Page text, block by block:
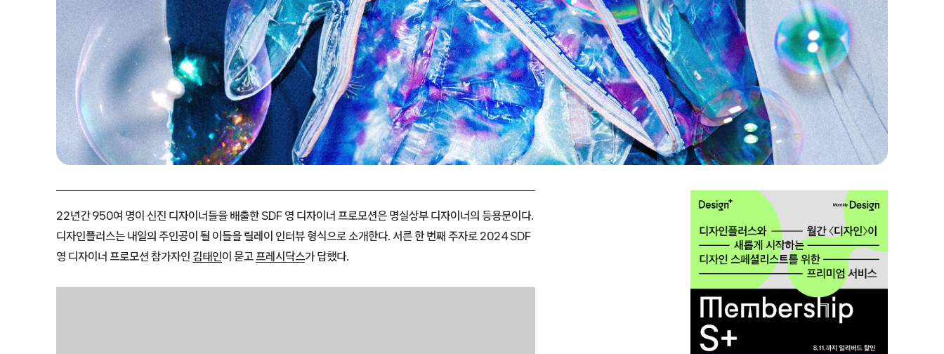
22년간 950여 명이 신진 디자이너들을 배출한 SDF 영 디자이너 프로모션은 명실상부 디자이너의 등용문이다.
디자인플러스는 내일의 주인공이 될 이들을 릴레이 인터뷰 형식으로 소개한다. 서른 한 번째 주자로 2024 SDF
영 디자이너 프로모션 참가자인 김태인이 묻고프레시닥스가 답했다.